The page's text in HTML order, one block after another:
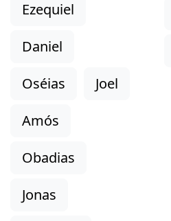
Ezequiel
Daniel
Oséias
Joel
Amós
Obadias
Jonas